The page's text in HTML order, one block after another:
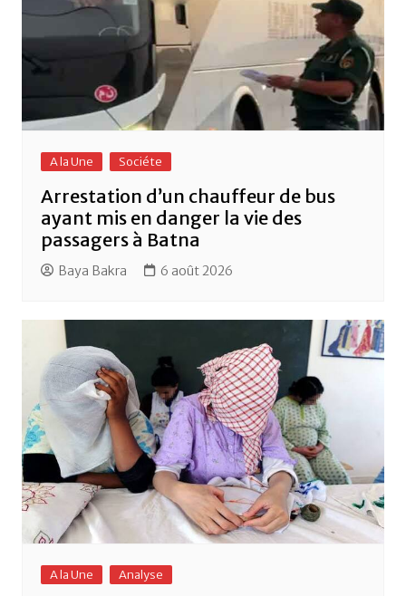
A la Une Sociéte
Arrestation d’un chauffeur de bus
ayant mis en danger la vie des
passagers à Batna
Baya Bakra 6 août 2026
A la Une Analyse